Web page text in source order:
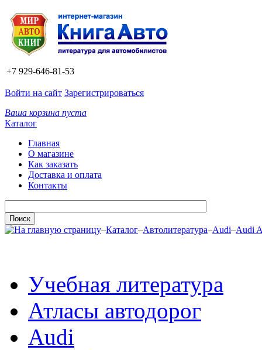
+7 929-646-81-53
Войти на сайт Зарегистрироваться
Ваша корзина пуста
Каталог
Главная
О магазине
Как заказать
Доставка и оплата
Контакты
–Каталог–Автолитература–Audi–Audi
Учебная литература
Атласы автодорог
Audi